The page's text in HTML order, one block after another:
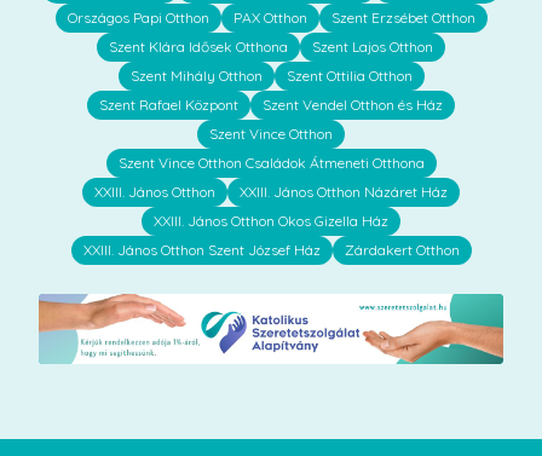
Országos Papi Otthon
PAX Otthon
Szent Erzsébet Otthon
Szent Klára Idősek Otthona
Szent Lajos Otthon
Szent Mihály Otthon
Szent Ottilia Otthon
Szent Rafael Központ
Szent Vendel Otthon és Ház
Szent Vince Otthon
Szent Vince Otthon Családok Átmeneti Otthona
XXIII. János Otthon
XXIII. János Otthon Názáret Ház
XXIII. János Otthon Okos Gizella Ház
XXIII. János Otthon Szent József Ház
Zárdakert Otthon